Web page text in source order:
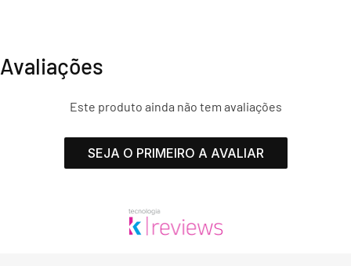
Avaliações
Este produto ainda não tem avaliações
SEJA O PRIMEIRO A AVALIAR